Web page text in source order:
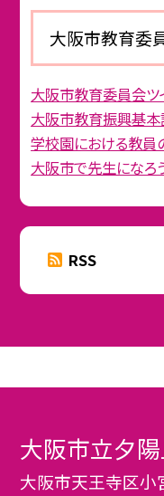
大阪市教育委
大阪市教育委員会ツ
大阪市教育振興基
学校園における教員
大阪市で先生になろ
RSS
大阪市立夕
大阪市天王寺区小